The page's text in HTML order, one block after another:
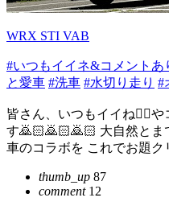
WRX STI VAB
#いつもイイネ&コメントあ
と愛車 #洗車 #水切り走り #
皆さん、いつもイイね👍🏻
す🙇🏻️🙇🏻️🙇🏻️ 大自然と
車のコラボを これでお題ク
thumb_up 87
comment12